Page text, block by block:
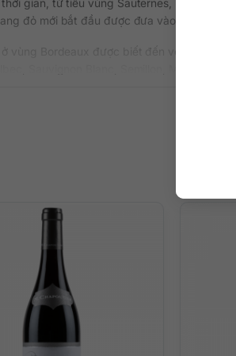
đỏ mới bắt đầu được đưa vào sản xuất.
ở vùng Bordeaux được biết đến với phong
rượu vang này đã thu về 14.5 Tỉ Euro
Haut-Médoc là một trong những
Finest France Wines
Rượu vang đỏ
Blend
750 ml
Màu đỏ ruby
phục vụ: Vang sẽ ngon nhất khi uống ở nhiệt
Thùng 6 chai